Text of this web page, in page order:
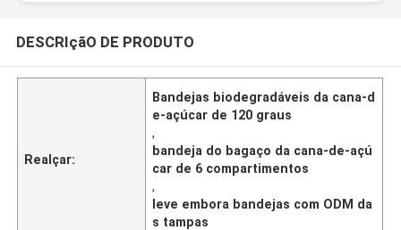
DESCRIçãO DE PRODUTO
Realçar:
Bandejas biodegradáveis da cana-d
e-açúcar de 120 graus
,
bandeja do bagaço da cana-de-açú
car de 6 compartimentos
,
leve embora bandejas com ODM da
s tampas